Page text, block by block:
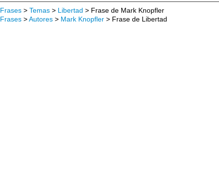
Frases > Temas > Libertad > Frase de Mark Knopfler
Frases >Autores > Mark Knopfler > Frase de Libertad